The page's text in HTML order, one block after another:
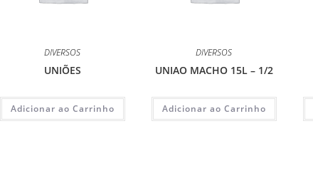
DIVERSOS
UNIÕES
Adicionar ao Carrinho
DIVERSOS
UNIAO MACHO 15L – 1/2
Adicionar ao Carrinho